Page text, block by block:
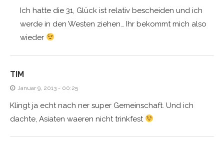
Ich hatte die 31, Glück ist relativ bescheiden und ich
werde in den Westen ziehen… Ihr bekommt mich also
wieder
TIM
Januar 9, 2013 - 00:25
Klingt ja echt nach ner super Gemeinschaft. Und ich
dachte, Asiaten waeren nicht trinkfest